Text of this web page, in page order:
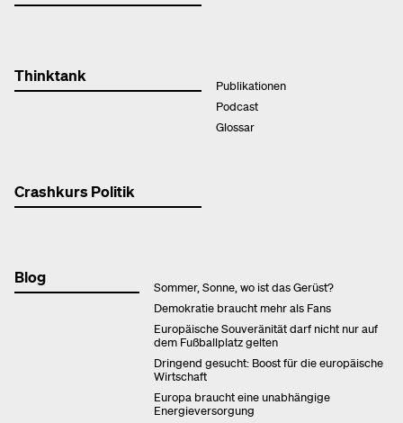
Thinktank
Publikationen
Podcast
Glossar
Crashkurs Politik
Blog
Sommer, Sonne, wo ist das Gerüst?
Demokratie braucht mehr als Fans
Europäische Souveränität darf nicht nur auf
dem Fußballplatz gelten
Dringend gesucht: Boost für die europäische
Wirtschaft
Europa braucht eine unabhängige
Energieversorgung